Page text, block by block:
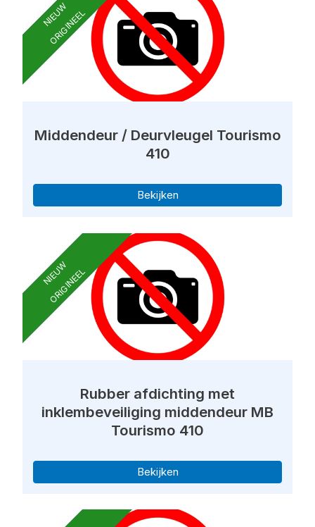
NIEUW
ORIGINEEL
Middendeur / Deurvleugel Tourismo
410
Bekijken
NIEUW
ORIGINEEL
Rubber afdichting met
inklembeveiliging middendeur MB
Tourismo 410
Bekijken